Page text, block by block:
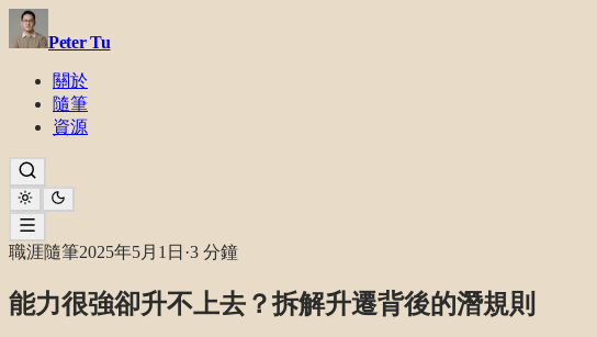
Peter Tu
關於
隨筆
資源
職涯隨筆2025年5月1日 ·3 分鐘
能力很強卻升不上去？拆解升遷背後的潛規則